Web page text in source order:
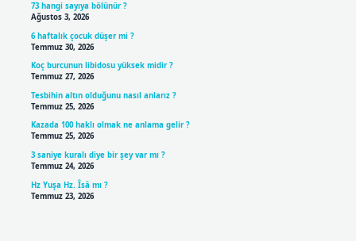
73 hangi sayıya bölünür ?
Ağustos 3, 2026
6 haftalık çocuk düşer mi ?
Temmuz 30, 2026
Koç burcunun libidosu yüksek midir ?
Temmuz 27, 2026
Tesbihin altın olduğunu nasıl anlarız ?
Temmuz 25, 2026
Kazada 100 haklı olmak ne anlama gelir ?
Temmuz 25, 2026
3 saniye kuralı diye bir şey var mı ?
Temmuz 24, 2026
Hz Yuşa Hz. Îsâ mı ?
Temmuz 23, 2026